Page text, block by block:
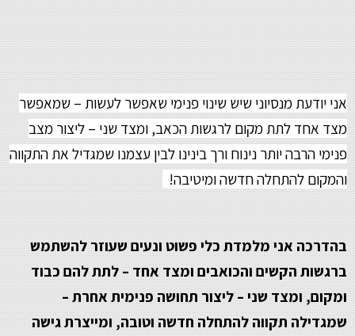
אני יודעת מנסיוני שיש שינוי פנימי שאפשר לעשות – שמאפשר
מצד אחד לתת מקום לרגשות הכאב, ומצד שני – ליצור מצב
פנימי הרבה יותר נינוח ורך בינינו לבין עצמנו שמגדיל את התקווה
והמקום להתחלה חדשה ומיטיבה!
בהדרכה אני מלמדת כלי פשוט ונעים שעוזר להשתמש
ברגשות הקשים והכואבים ומצד אחד – לתת להם כבוד
ומקום, ומצד שני – ליצור תחושה פנימית אחרת –
שמגדילה תקווה להתחלה חדשה וטובה, ומייצרת גישה